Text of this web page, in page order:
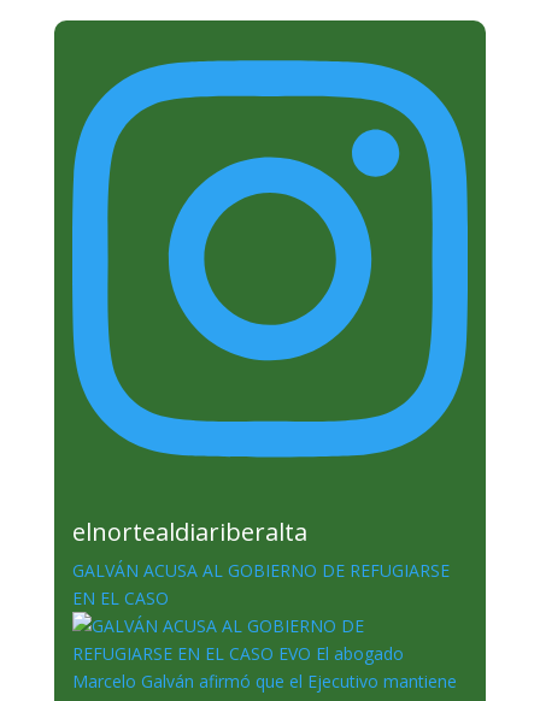
elnortealdiariberalta
GALVÁN ACUSA AL GOBIERNO DE REFUGIARSE
EN EL CASO